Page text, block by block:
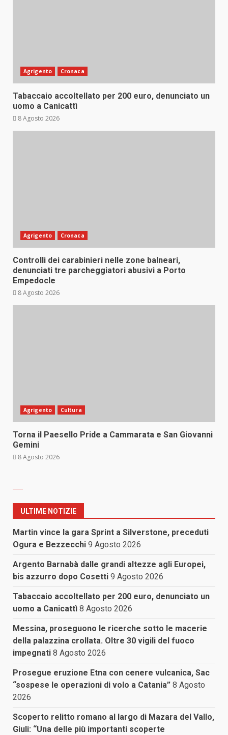
Agrigento Cronaca
Tabaccaio accoltellato per 200 euro, denunciato un
uomo a Canicattì
8 Agosto 2026
Agrigento Cronaca
Controlli dei carabinieri nelle zone balneari,
denunciati tre parcheggiatori abusivi a Porto
Empedocle
8 Agosto 2026
Agrigento Cultura
Torna il Paesello Pride a Cammarata e San Giovanni
Gemini
8 Agosto 2026
ULTIME NOTIZIE
Martin vince la gara Sprint a Silverstone, preceduti
Ogura e Bezzecchi 9 Agosto 2026
Argento Barnabà dalle grandi altezze agli Europei,
bis azzurro dopo Cosetti 9 Agosto 2026
Tabaccaio accoltellato per 200 euro, denunciato un
uomo a Canicattì 8 Agosto 2026
Messina, proseguono le ricerche sotto le macerie
della palazzina crollata. Oltre 30 vigili del fuoco
impegnati 8 Agosto 2026
Prosegue eruzione Etna con cenere vulcanica, Sac
“sospese le operazioni di volo a Catania” 8 Agosto
2026
Scoperto relitto romano al largo di Mazara del Vallo,
Giuli: “Una delle più importanti scoperte